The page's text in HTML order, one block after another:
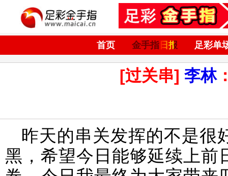
首页 金手指日报 足彩单
[过关串] 李林
昨天的串关发挥的不是很
黑，希望今日能够延续上